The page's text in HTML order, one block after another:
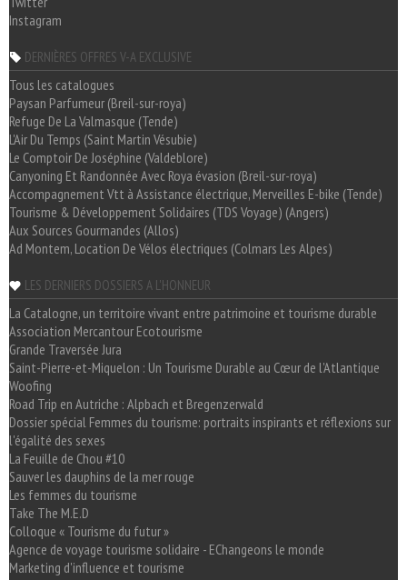
Instagram
DERNIÈRES OFFRES V-A EXCLUSIVE
Tous les catalogues
Paysan Parfumeur (Breil-sur-roya)
Refuge De La Valmasque (Tende)
L'Air Du Temps (Saint Martin Vésubie)
Le Comptoir De Joséphine (Valdeblore)
Canyoning Et Randonnée Avec Roya évasion (Breil-sur-roya)
Accompagnement Vtt à Assistance électrique, Merveilles E-bike (Tende)
Tourisme & Développement Solidaires (TDS Voyage) (Angers)
Aux Sources Gourmandes (Allos)
Ad Montem, Location De Vélos électriques (Colmars Les Alpes)
LES DERNIERS DOSSIERS A L'HONNEUR
La Catalogne, un territoire vivant entre patrimoine et tourisme durable
Association Mercantour Ecotourisme
Grande Traversée Jura
Saint-Pierre-et-Miquelon : Un Tourisme Durable au Cœur de l'Atlantique
Woofing
Road Trip en Autriche : Alpbach et Bregenzerwald
Dossier spécial Femmes du tourisme: portraits inspirants et réflexions sur
l'égalité des sexes
La Feuille de Chou #10
Sauver les dauphins de la mer rouge
Les femmes du tourisme
Take The M.E.D
Colloque « Tourisme du futur »
Agence de voyage tourisme solidaire - EChangeons le monde
Marketing d'influence et tourisme